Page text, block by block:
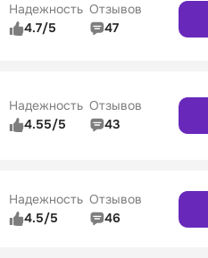
Надежность
4.7/5
Отзывов
47
Надежность
4.55/5
Отзывов
43
Надежность
4.5/5
Отзывов
46